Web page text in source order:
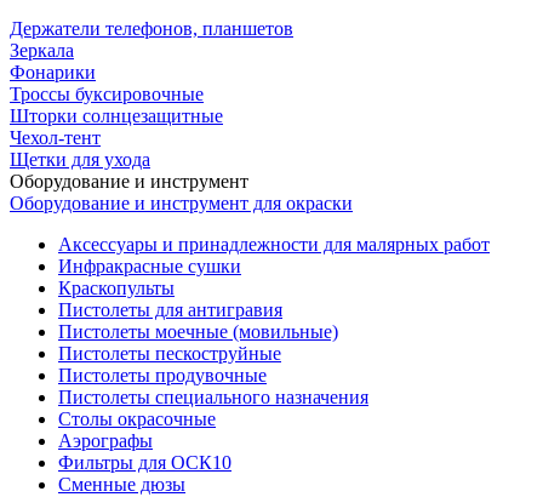
Держатели телефонов, планшетов
Зеркала
Фонарики
Троссы буксировочные
Шторки солнцезащитные
Чехол-тент
Щетки для ухода
Оборудование и инструмент
Оборудование и инструмент для окраски
Аксессуары и принадлежности для малярных работ
Инфракрасные сушки
Краскопульты
Пистолеты для антигравия
Пистолеты моечные (мовильные)
Пистолеты пескоструйные
Пистолеты продувочные
Пистолеты специального назначения
Столы окрасочные
Аэрографы
Фильтры для ОСК10
Сменные дюзы